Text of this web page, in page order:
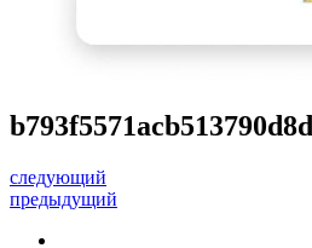
следующий
предыдущий